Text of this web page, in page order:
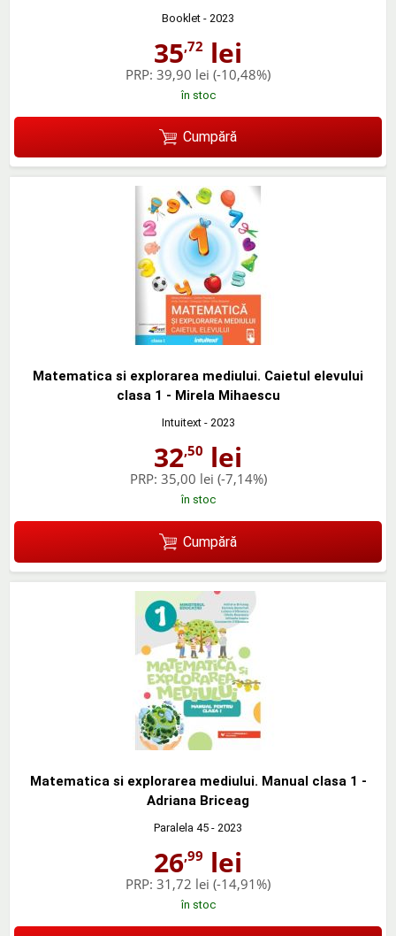
Booklet - 2023
35,72 lei
PRP: 39,90 lei (-10,48%)
în stoc
Cumpără
Matematica si explorarea mediului. Caietul elevului
clasa 1 - Mirela Mihaescu
Intuitext- 2023
32,50 lei
PRP: 35,00 lei (-7,14%)
în stoc
Cumpără
Matematica si explorarea mediului. Manual clasa 1 -
Adriana Briceag
Paralela 45 - 2023
26,99 lei
PRP: 31,72 lei (-14,91%)
în stoc